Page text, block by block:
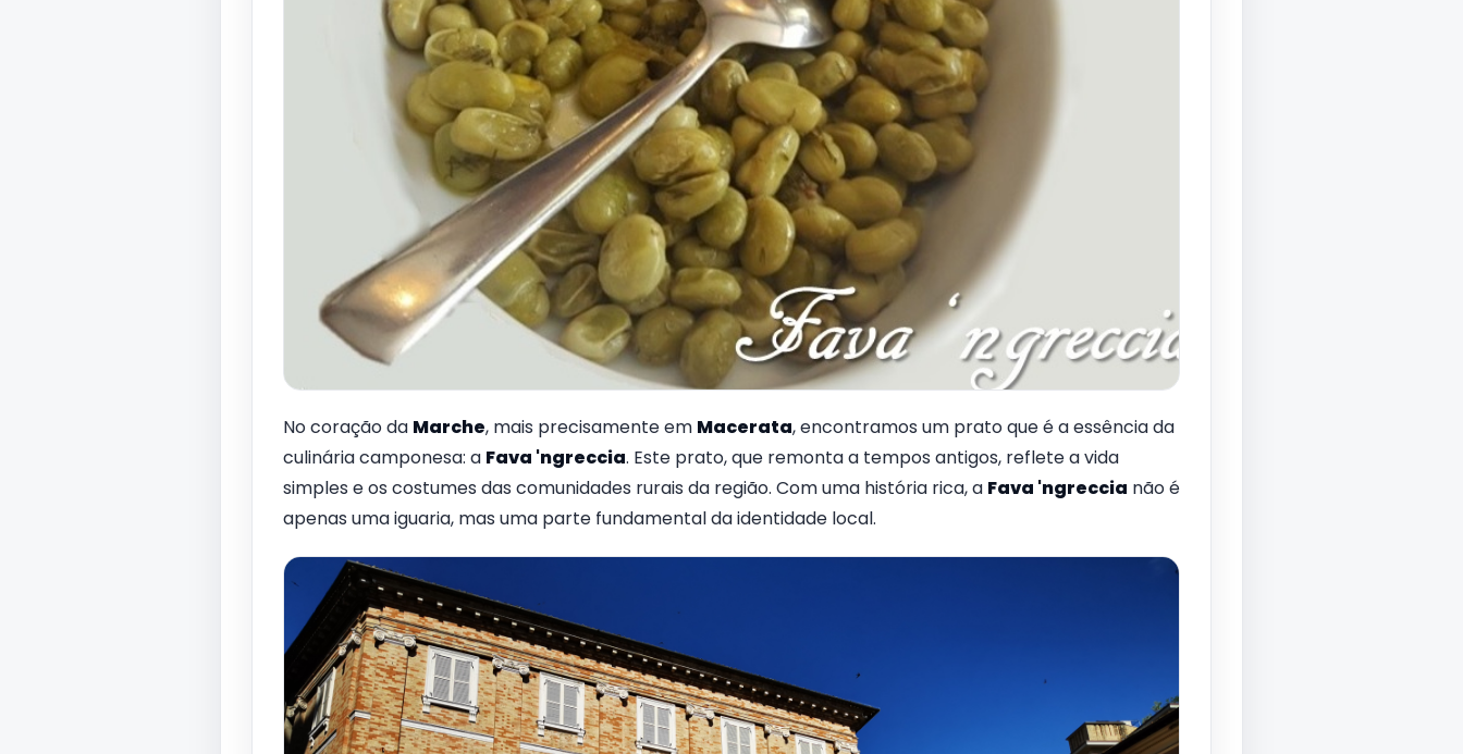
No coração da Marche, mais precisamente em Macerata, encontramos um prato que é a essência da
culinária camponesa: a Fava 'ngreccia. Este prato, que remonta a tempos antigos, reflete a vida
simples e os costumes das comunidades rurais da região. Com uma história rica, a Fava 'ngreccia não é
apenas uma iguaria, mas uma parte fundamental da identidade local.